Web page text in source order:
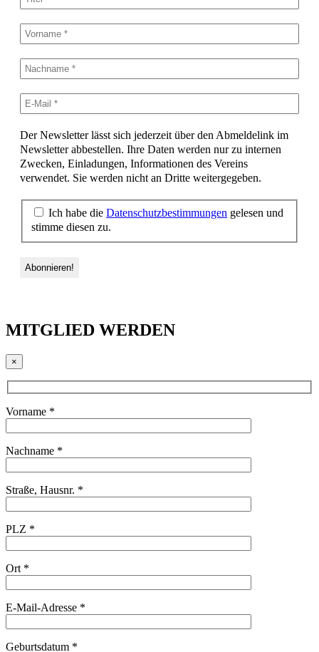
Der Newsletter lässt sich jederzeit über den Abmeldelink im
Newsletter abbestellen. Ihre Daten werden nur zu internen
Zwecken, Einladungen, Informationen des Vereins
verwendet. Sie werden nicht an Dritte weitergegeben.
Ich habe die Datenschutzbestimmungen gelesen und
stimme diesen zu.
MITGLIED WERDEN
×
Vorname *
Nachname *
Straße, Hausnr. *
PLZ *
Ort *
E-Mail-Adresse *
Geburtsdatum *